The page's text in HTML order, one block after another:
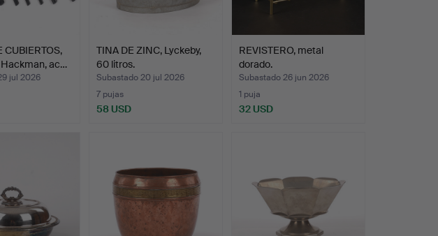
CUBIERTOS,
ac…
jul 2026
TINA DE ZINC, Lyckeby,
60 litros.
Subastado 20 jul 2026
7 pujas
58 USD
REVISTERO, metal
dorado.
Subastado 26 jun 2026
1 puja
32 USD